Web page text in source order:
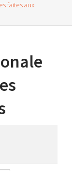
faites aux